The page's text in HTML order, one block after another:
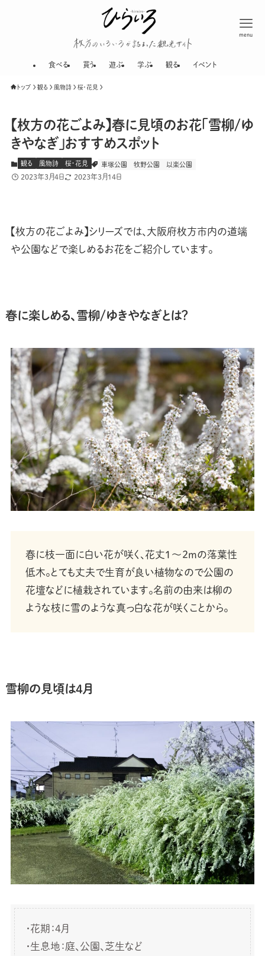
menu
食べる 買う 遊ぶ 学ぶ 観る イベント
トップ 観る 風物詩 桜・花見
【枚方の花ごよみ】春に見頃のお花「雪柳/ゆ
きやなぎ」おすすめスポット
観る 風物詩 桜・花見 車塚公園 牧野公園 以楽公園
2023年3月4日 2023年3月14日
【枚方の花ごよみ】シリーズでは、大阪府枚方市内の道端
や公園などで楽しめるお花をご紹介しています。
春に楽しめる、 雪柳/ゆきやなぎとは？
春に枝一面に白い花が咲く、花丈1〜2mの落葉性
低木。とても丈夫で生育が良い植物なので公園の
花壇などに植栽されています。名前の由来は柳の
ような枝に雪のような真っ白な花が咲くことから。
雪柳の見頃は4月
・花期：4月
・生息地：庭、公園、芝生など